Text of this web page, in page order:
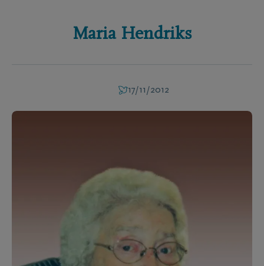
Maria Hendriks
17/11/2012